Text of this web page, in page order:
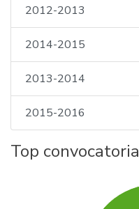
2012-2013
2014-2015
2013-2014
2015-2016
Top convocatoria